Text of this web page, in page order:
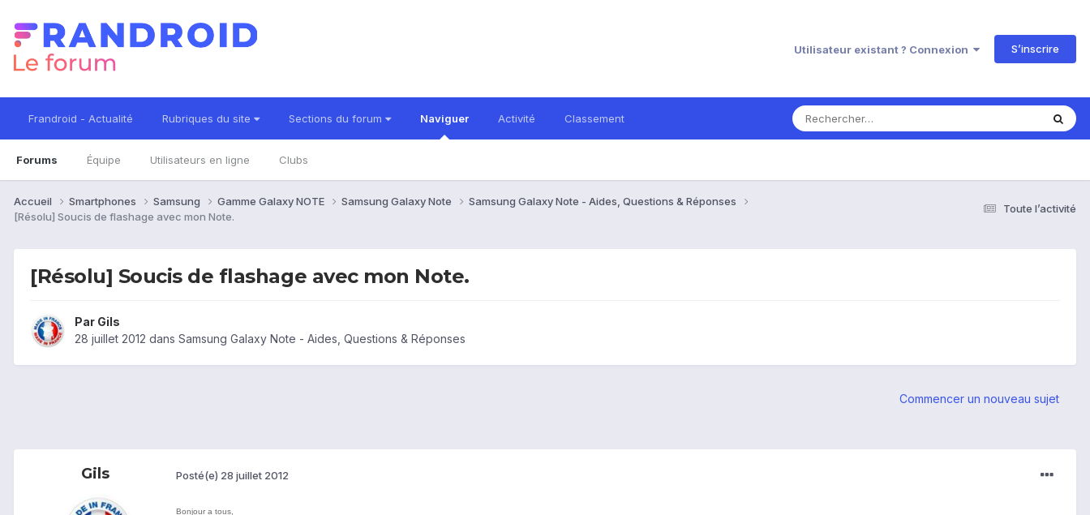
Utilisateur existant ? Connexion S’inscrire
Frandroid - Actualité Rubriques du site Sections du forum Naviguer
Forums Équipe Utilisateurs en ligne Clubs
Activité Classement
Toute l’activité
Accueil Smartphones Samsung Gamme Galaxy NOTE Samsung Galaxy Note
Samsung Galaxy Note - Aides, Questions & Réponses
[Résolu] Soucis de flashage avec mon Note.
[Résolu] Soucis de flashage avec mon Note.
Par Gils
28 juillet 2012 dans Samsung Galaxy Note - Aides, Questions & Réponses
Commencer un nouveau sujet
Gils Posté(e) 28 juillet 2012
Bonjour a tous,